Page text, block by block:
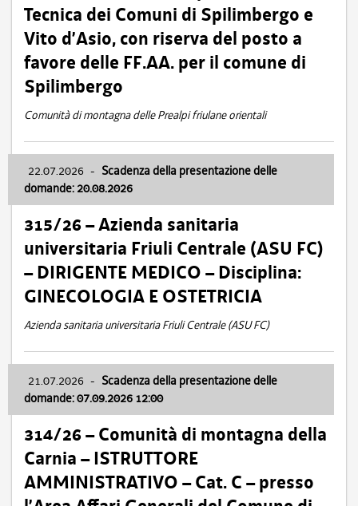
Tecnica dei Comuni di Spilimbergo e
Vito d’Asio, con riserva del posto a
favore delle FF.AA. per il comune di
Spilimbergo
Comunità di montagna delle Prealpi friulane orientali
22.07.2026 - Scadenza della presentazione delle
domande: 20.08.2026
315/26 – Azienda sanitaria
universitaria Friuli Centrale (ASU FC)
– DIRIGENTE MEDICO – Disciplina:
GINECOLOGIA E OSTETRICIA
Azienda sanitaria universitaria Friuli Centrale (ASU FC)
21.07.2026 - Scadenza della presentazione delle
domande: 07.09.2026 12:00
314/26 – Comunità di montagna della
Carnia – ISTRUTTORE
AMMINISTRATIVO – Cat. C – presso